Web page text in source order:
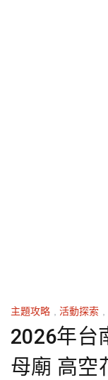
主題攻略 活動探索
2026年台
母廟 高空